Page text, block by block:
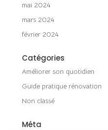
mai 2024
mars 2024
février 2024
Catégories
Améliorer son quotidien
Guide pratique rénovation
Non classé
Méta